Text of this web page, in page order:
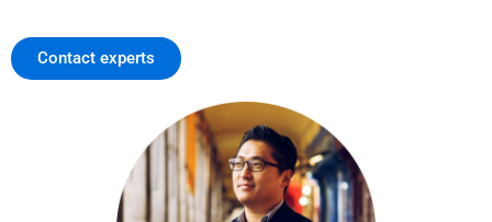
Contact experts